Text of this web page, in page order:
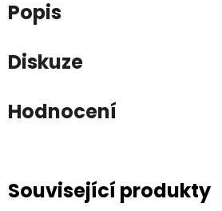
Popis
Diskuze
Hodnocení
Související produkty